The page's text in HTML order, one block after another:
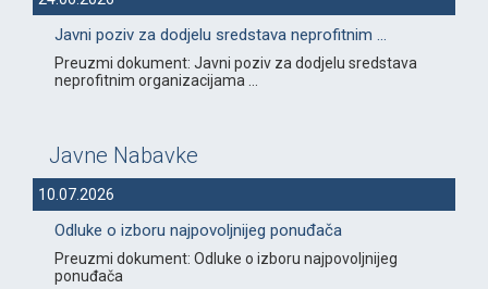
Javni poziv za dodjelu sredstava neprofitnim ...
Preuzmi dokument: Javni poziv za dodjelu sredstava
neprofitnim organizacijama ...
Javne Nabavke
10.07.2026
Odluke o izboru najpovoljnijeg ponuđača
Preuzmi dokument: Odluke o izboru najpovoljnijeg
ponuđača